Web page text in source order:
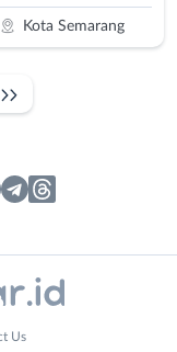
Kota Semarang
Us